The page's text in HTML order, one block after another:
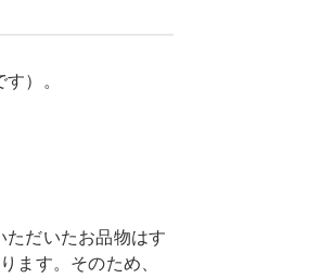
）。
だいたお品物はす
ます。そのため、